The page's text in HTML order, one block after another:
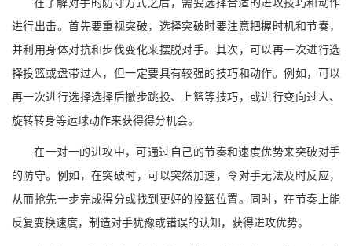
进行出击。首先要重视突破，选择突破时要注意把握时机和节奏，
并利用身体对抗和步伐变化来摆脱对手。其次，可以再一次进行选
择投篮或盘带过人，但一定要具有较强的技巧和动作。例如，可以
再一次进行选择选择后撤步跳投、上篮等技巧，或进行变向过人、
旋转转身等运球动作来获得得分机会。
在一对一的进攻中，可通过自己的节奏和速度优势来突破对手
的防守。例如，在突破时，可以突然加速，令对手无法及时反应，
从而抢先一步完成得分或找到更好的投篮位置。同时，在节奏上能
反复变换速度，制造对手犹豫或错误的认知，获得进攻优势。